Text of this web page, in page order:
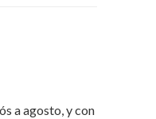
a agosto, y con